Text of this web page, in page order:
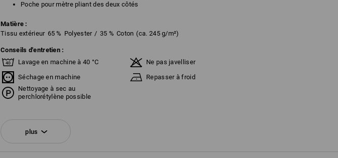
Poche pour mètre pliant des deux côtés
Matière :
Tissu extérieur 65 % Polyester / 35 % Coton (ca. 245 g/m²)
Conseils d'entretien :
Lavage en machine à 40 °C
Ne pas javelliser
Séchage en machine
Repasser à froid
Nettoyage à sec au
perchlorétylène possible
!!! Article de saison !!! Livraison en fonction des stocks !!!
plus